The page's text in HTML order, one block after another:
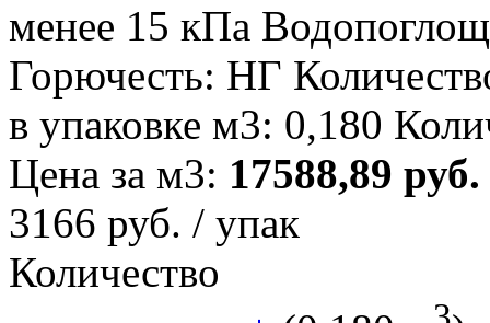
менее 15 кПа
Горючесть: НГ
в упаковке м3: 0,180
Цена за м3: 17588,89 руб.
3166 руб. / упак
Количество